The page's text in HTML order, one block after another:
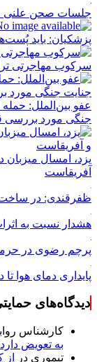
جلسات صحن علنی
پزشکیان: باید
سرکوب مهاجرتی
جنگی مورد بررسی
یزد، امسال میزبان
آفریقاست
ظفرقندی: در ساخت
هشدار نسبت به
پرچم رضوی در
پایداری دمای هوا
دیدگاه‌های
کارشناس
به تعویض
تیموری در